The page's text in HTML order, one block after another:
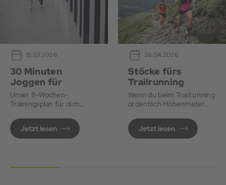
15.07.2026
30 Minuten
Joggen für
Anfänger*innen
Unser 8-Wochen-
Trainingsplan für dich
deinem ersten 30-
Minuten-Lauf.
Jetzt lesen
26.04.2026
Stöcke fürs
Trailrunning
Wenn du beim Trailrunning
ordentlich Höhenmeter
ideal.
Jetzt lesen